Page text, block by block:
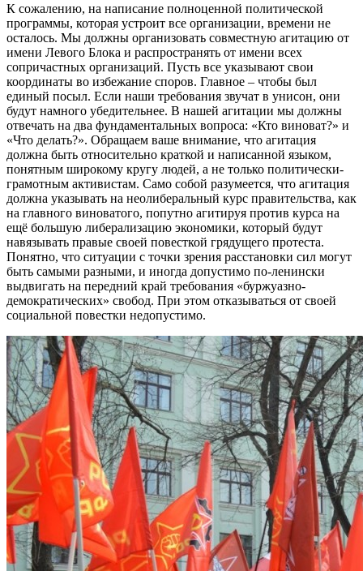
К сожалению, на написание полноценной политической
программы, которая устроит все организации, времени не
осталось. Мы должны организовать совместную агитацию от
имени Левого Блока и распространять от имени всех
сопричастных организаций. Пусть все указывают свои
координаты во избежание споров. Главное – чтобы был
единый посыл. Если наши требования звучат в унисон, они
будут намного убедительнее. В нашей агитации мы должны
отвечать на два фундаментальных вопроса: «Кто виноват?» и
«Что делать?». Обращаем ваше внимание, что агитация
должна быть относительно краткой и написанной языком,
понятным широкому кругу людей, а не только политически-
грамотным активистам. Само собой разумеется, что агитация
должна указывать на неолиберальный курс правительства, как
на главного виноватого, попутно агитируя против курса на
ещё большую либерализацию экономики, который будут
навязывать правые своей повесткой грядущего протеста.
Понятно, что ситуации с точки зрения расстановки сил могут
быть самыми разными, и иногда допустимо по-ленински
выдвигать на передний край требования «буржуазно-
демократических» свобод. При этом отказываться от своей
социальной повестки недопустимо.